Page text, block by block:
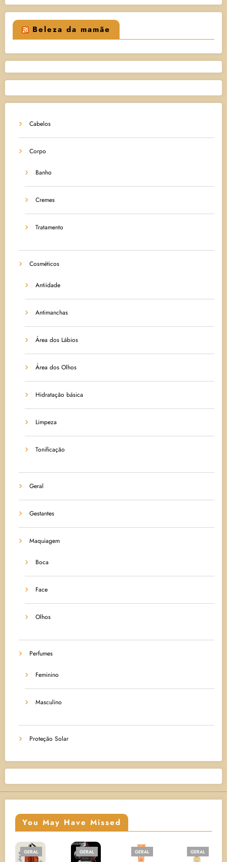
Beleza da mamãe
Cabelos
Corpo
Banho
Cremes
Tratamento
Cosméticos
Antiidade
Antimanchas
Área dos Lábios
Área dos Olhos
Hidratação básica
Limpeza
Tonificação
Geral
Gestantes
Maquiagem
Boca
Face
Olhos
Perfumes
Feminino
Masculino
Proteção Solar
You May Have Missed